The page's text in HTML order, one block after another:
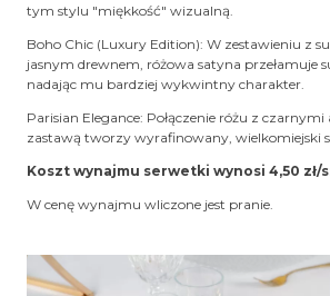
tym stylu "miękkość" wizualną.
Boho Chic (Luxury Edition): W zestawieniu z
jasnym drewnem, różowa satyna przełamuje
nadając mu bardziej wykwintny charakter.
Parisian Elegance: Połączenie różu z
zastawą tworzy wyrafinowany, wielkomiejski
Koszt wynajmu serwetki wynosi 4,50 zł/
W cenę wynajmu wliczone jest pranie.